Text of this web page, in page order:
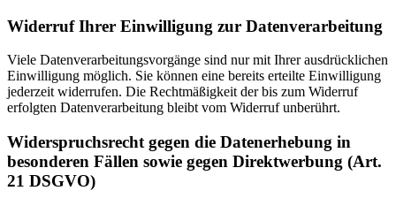
Widerruf Ihrer Einwilligung zur Datenverarbeitung
Viele Datenverarbeitungsvorgänge sind nur mit Ihrer ausdrücklichen
Einwilligung möglich. Sie können eine bereits erteilte Einwilligung
jederzeit widerrufen. Die Rechtmäßigkeit der bis zum Widerruf
erfolgten Datenverarbeitung bleibt vom Widerruf unberührt.
Widerspruchsrecht gegen die Datenerhebung in
besonderen Fällen sowie gegen Direktwerbung (Art.
21 DSGVO)